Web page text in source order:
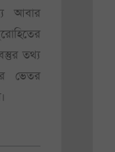
আবার
তথ্য
ভেতর